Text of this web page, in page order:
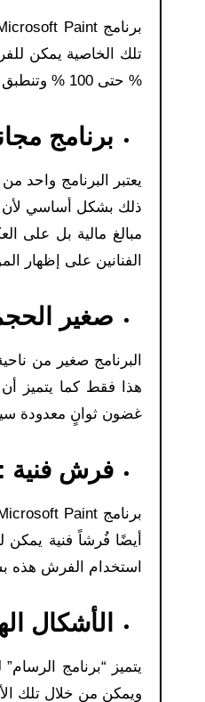
% حتى 100 % وتنطبق الأداة على كل محتويات صفحة الرسم أن كانت نصوصاً أو أشكالاً.
برنامج
يعتبر البرنامج واحد
ذلك بشكل أساسي لأن
الفنانين على إظهار
صغير
البرنامج صغير من
هذا فقط كما يتميز
غضون ثوانٍ معدودة
فرش فنية :
أيضًا فُرشاً فنية
استخدام الفرش هذه
الأشكال
يتميز “برنامج
ويمكن من خلال تلك